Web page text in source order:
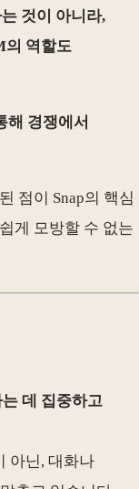
것이 아니라,
의 역할도
해 경쟁에서
점이 Snap의 핵심
게 모방할 수 없는
데 집중하고
아닌, 대화나